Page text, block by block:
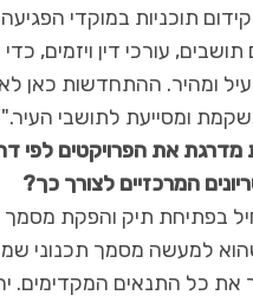
תוכניות במוקדי
עורכי דין ויזמים,
ומהיר. ההתחדשות כאן
ומסייעת לתושבי העיר."
מדרגת את הפרויקטים לפי
המרכזיים לצורך כך?
בפתיחת תיק והפקת מסמך
למעשה מסמך תכנוני
את כל התנאים המקדימים.